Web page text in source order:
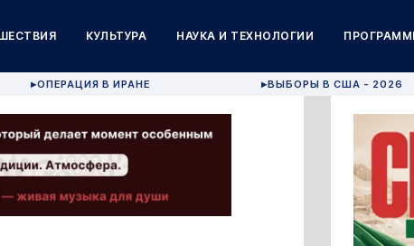
КУЛЬТУРА НАУКА И ТЕХНОЛОГИИ
▶ОПЕРАЦИЯ В ИРАНЕ ▶ВЫБОРЫ В США - 2026